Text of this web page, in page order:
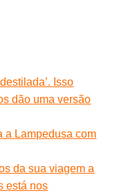
Isso
dão uma versão
a Lampedusa com
da sua viagem a
está nos